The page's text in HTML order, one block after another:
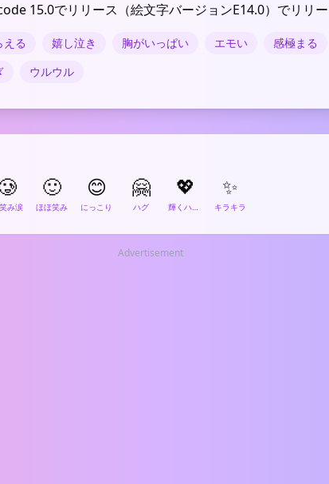
15.0でリリース（絵文字バージョンE14.0）でリリ
える 嬉し泣き 胸がいっぱい エモい
感極まる
ウルウル
み涙
🙂
ほほ笑み
😊
にっこり
🤗
ハグ
💖
輝くハート
✨
キラキラ
Advertisement